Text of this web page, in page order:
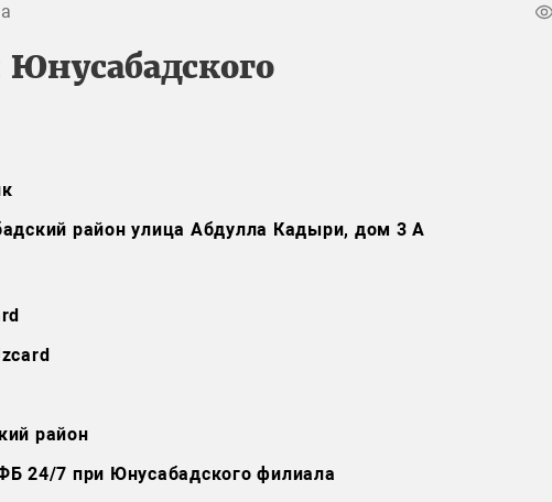
район улица Абдулла Кадыри, дом 3 А
район
24/7 при Юнусабадского филиала